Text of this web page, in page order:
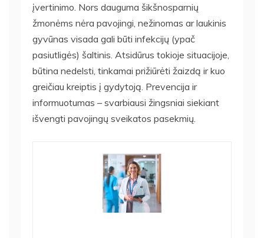
įvertinimo. Nors dauguma šikšnosparnių
žmonėms nėra pavojingi, nežinomas ar laukinis
gyvūnas visada gali būti infekcijų (ypač
pasiutligės) šaltinis. Atsidūrus tokioje situacijoje,
būtina nedelsti, tinkamai prižiūrėti žaizdą ir kuo
greičiau kreiptis į gydytoją. Prevencija ir
informuotumas – svarbiausi žingsniai siekiant
išvengti pavojingų sveikatos pasekmių.